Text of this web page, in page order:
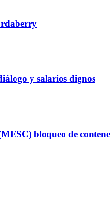
y salarios dignos
bloqueo de